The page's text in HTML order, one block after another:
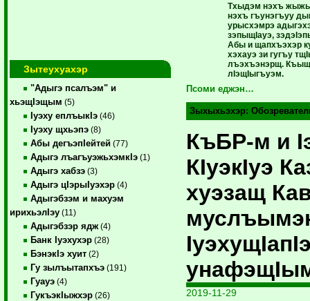
Зытеухуахэр
"Адыгэ псалъэм" и
хьэщIэщым (5)
Iуэху еплъыкIэ (46)
Iуэху щхьэпэ (8)
Абы дегъэпIейтей (77)
Адыгэ лъагъуэжьхэмкIэ (1)
Адыгэ хабзэ (3)
Адыгэ цIэрыIуэхэр (4)
Адыгэбзэм и махуэм
ирихьэлIэу (11)
Адыгэбзэр ядж (4)
Банк Iуэхухэр (28)
БэнэкIэ хуит (2)
Гу зылъытапхъэ (191)
Гуауэ (4)
ГукъэкIыжхэр (26)
Тхыдэм нэхъ
нэхъ гъунэгъуу
урысхэмрэ
зэпыщIауэ,
Абы и щапхъэхэр
хэхауэ зи гугъу
лъэхъэнэрщ.
лIэщIыгъуэм.
Псоми еджэн…
Зыхыхьэхэр:
КъБР-м и
КIуэкIуэ
хуэзащ
2019-11-29